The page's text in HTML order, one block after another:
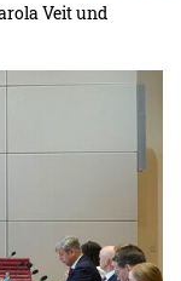
Veit und